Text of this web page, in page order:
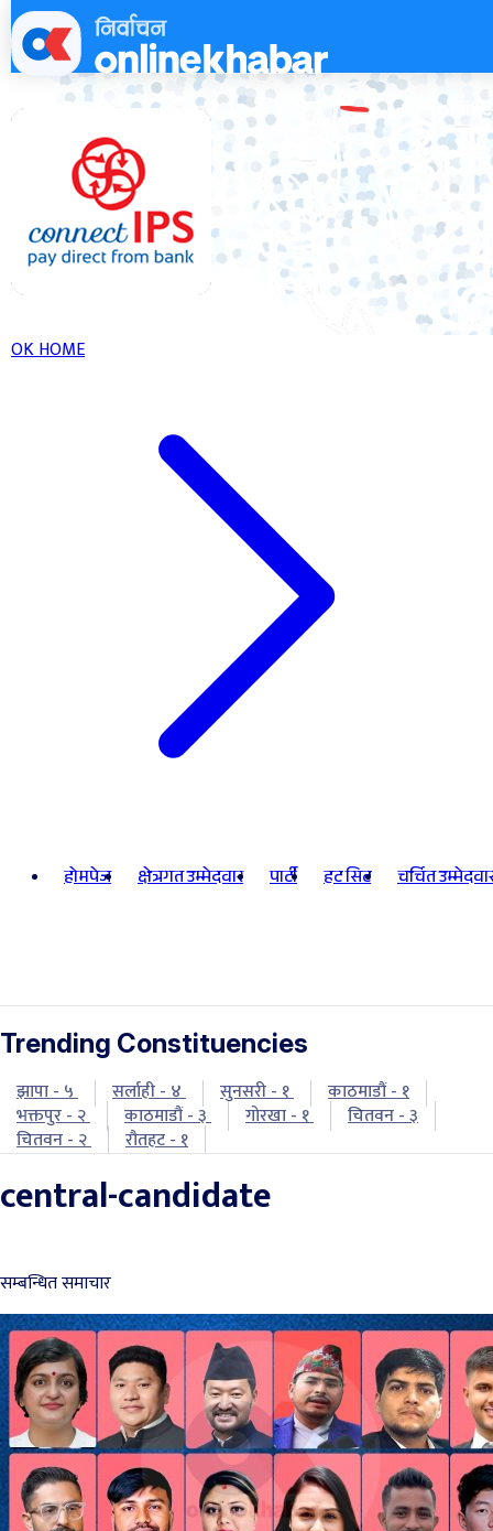
Skip
to
content
OK HOME
होमपेज क्षेत्रगत उम्मेदवार पार्टी हट सिट चर्चित
Trending Constituencies
झापा - ५ सर्लाही - ४ सुनसरी - १
काठमाडौं - १
भक्तपुर - २
काठमाडौं - ३ गोरखा - १
चितवन - ३
चितवन - २
रौतहट - १
central-candidate
सम्बन्धित समाचार